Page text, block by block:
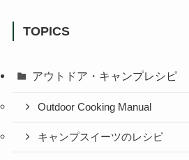
TOPICS
アウトドア・キャンプレシピ
Outdoor Cooking Manual
キャンプスイーツのレシピ